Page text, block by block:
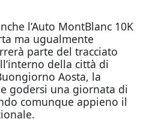
l’Auto MontBlanc 10K
ma ugualmente
parte del tracciato
della città di
Aosta, la
godersi una giornata di
comunque appieno il